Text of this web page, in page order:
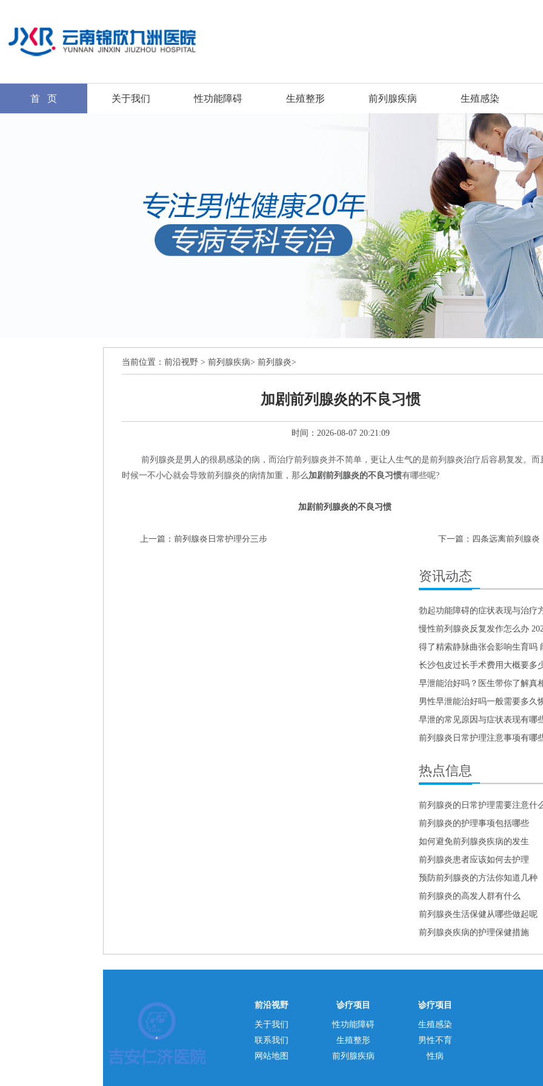
首 页 关于我们 性功能障碍 生殖整形 前列腺疾病 生殖感染
当前位置： 前沿视野 > 前列腺疾病> 前列腺炎>
加剧前列腺炎的不良习惯
时间：2026-08-07 20:21:09
前列腺炎是男人的很易感染的病，而治疗前列腺炎并不简单，更让人生气的是前列腺炎治疗后容易复发。而
时候一不小心就会导致前列腺炎的病情加重，那么加剧前列腺炎的不良习惯有哪些呢?
加剧前列腺炎的不良习惯
上一篇： 前列腺炎日常护理分三步 下一篇： 四条远离前列腺炎
资讯动态
勃起功能障碍的症状表现与治疗
慢性前列腺炎反复发作怎么办
得了精索静脉曲张会影响生育吗
长沙包皮过长手术费用大概要多
早泄能治好吗？医生带你了解真
男性早泄能治好吗一般需要多久
早泄的常见原因与症状表现有哪
前列腺炎日常护理注意事项有哪
热点信息
前列腺炎的日常护理需要注意什
前列腺炎的护理事项包括哪些
如何避免前列腺炎疾病的发生
前列腺炎患者应该如何去护理
预防前列腺炎的方法你知道几种
前列腺炎的高发人群有什么
前列腺炎生活保健从哪些做起呢
前列腺炎疾病的护理保健措施
前沿视野
关于我们
联系我们
网站地图
诊疗项目
性功能障碍
生殖整形
前列腺疾病
诊疗项目
生殖感染
男性不育
性病